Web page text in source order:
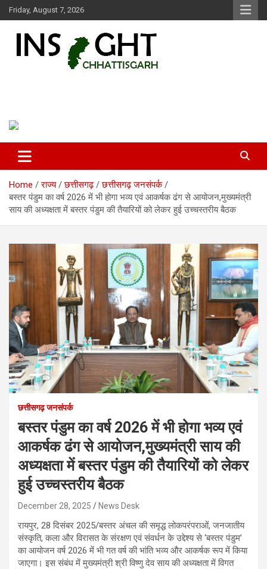
Skip
to
Friday, August 7, 2026
Home राज्य छत्तीसगढ़
छत्तीसगढ़ जनसंपर्क
बस्तर पंडुम का वर्ष 2026 में भी होगा भव्य एवं आकर्षक ढंग से आयोजन,मुख्यमंत्री
साय की अध्यक्षता में बस्तर पंडुम की तैयारियों को लेकर हुई उच्चस्तरीय बैठक
छत्तीसगढ़ जनसंपर्क
बस्तर पंडुम का वर्ष 2026 में भी होगा भव्य एवं
आकर्षक ढंग से आयोजन,मुख्यमंत्री साय की
अध्यक्षता में बस्तर पंडुम की तैयारियों को लेकर
हुई उच्चस्तरीय बैठक
December 28, 2025 News Desk
रायपुर, 28 दिसंबर 2025/बस्तर अंचल की समृद्ध लोकपरंपराओं, जनजातीय
संस्कृति, कला और विरासत के संरक्षण एवं संवर्धन के उद्देश्य से ‘बस्तर पंडुम’
का आयोजन वर्ष 2026 में भी गत वर्ष की भांति भव्य और आकर्षक रूप में किया
जाएगा। इस संबंध में मुख्यमंत्री श्री विष्णु देव साय की अध्यक्षता में विगत